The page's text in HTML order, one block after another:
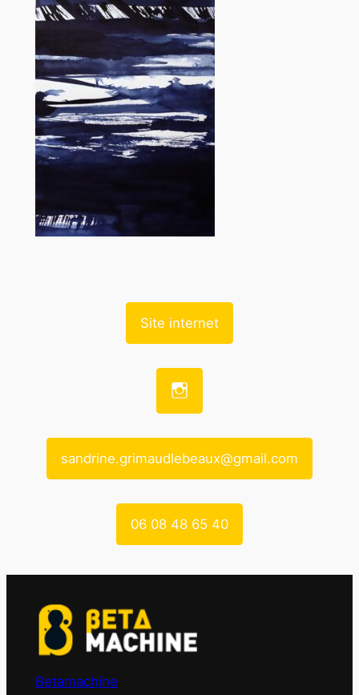
Site internet
sandrine.grimaudlebeaux@gmail.com
06 08 48 65 40
Betamachine